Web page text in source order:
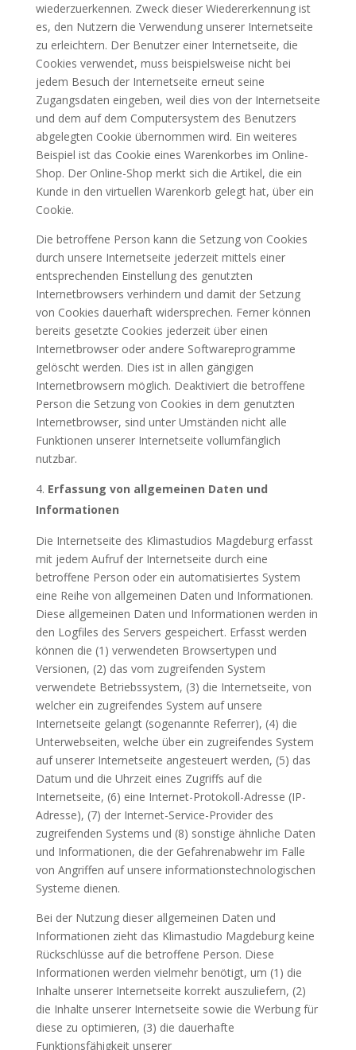
wiederzuerkennen. Zweck dieser Wiedererkennung ist
es, den Nutzern die Verwendung unserer Internetseite
zu erleichtern. Der Benutzer einer Internetseite, die
Cookies verwendet, muss beispielsweise nicht bei
jedem Besuch der Internetseite erneut seine
Zugangsdaten eingeben, weil dies von der Internetseite
und dem auf dem Computersystem des Benutzers
abgelegten Cookie übernommen wird. Ein weiteres
Beispiel ist das Cookie eines Warenkorbes im Online-
Shop. Der Online-Shop merkt sich die Artikel, die ein
Kunde in den virtuellen Warenkorb gelegt hat, über ein
Cookie.
Die betroffene Person kann die Setzung von Cookies
durch unsere Internetseite jederzeit mittels einer
entsprechenden Einstellung des genutzten
Internetbrowsers verhindern und damit der Setzung
von Cookies dauerhaft widersprechen. Ferner können
bereits gesetzte Cookies jederzeit über einen
Internetbrowser oder andere Softwareprogramme
gelöscht werden. Dies ist in allen gängigen
Internetbrowsern möglich. Deaktiviert die betroffene
Person die Setzung von Cookies in dem genutzten
Internetbrowser, sind unter Umständen nicht alle
Funktionen unserer Internetseite vollumfänglich
nutzbar.
Erfassung von allgemeinen Daten und
Informationen
Die Internetseite des Klimastudios Magdeburg erfasst
mit jedem Aufruf der Internetseite durch eine
betroffene Person oder ein automatisiertes System
eine Reihe von allgemeinen Daten und Informationen.
Diese allgemeinen Daten und Informationen werden in
den Logfiles des Servers gespeichert. Erfasst werden
können die (1) verwendeten Browsertypen und
Versionen, (2) das vom zugreifenden System
verwendete Betriebssystem, (3) die Internetseite, von
welcher ein zugreifendes System auf unsere
Internetseite gelangt (sogenannte Referrer), (4) die
Unterwebseiten, welche über ein zugreifendes System
auf unserer Internetseite angesteuert werden, (5) das
Datum und die Uhrzeit eines Zugriffs auf die
Internetseite, (6) eine Internet-Protokoll-Adresse (IP-
Adresse), (7) der Internet-Service-Provider des
zugreifenden Systems und (8) sonstige ähnliche Daten
und Informationen, die der Gefahrenabwehr im Falle
von Angriffen auf unsere informationstechnologischen
Systeme dienen.
Bei der Nutzung dieser allgemeinen Daten und
Informationen zieht das Klimastudio Magdeburg keine
Rückschlüsse auf die betroffene Person. Diese
Informationen werden vielmehr benötigt, um (1) die
Inhalte unserer Internetseite korrekt auszuliefern, (2)
die Inhalte unserer Internetseite sowie die Werbung für
diese zu optimieren, (3) die dauerhafte
Funktionsfähigkeit unserer